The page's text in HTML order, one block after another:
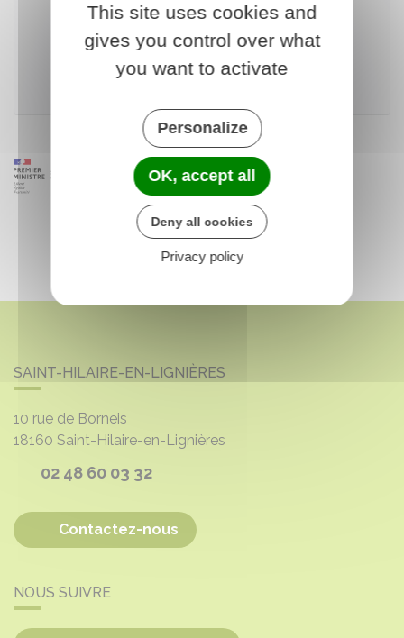
Accéder au simulateur
Direction régionale et interdépartementale de
SAINT-HILAIRE-EN-LIGNIÈRES
10 rue de Borneis
18160 Saint-Hilaire-en-Lignières
02 48 60 03 32
Contactez-nous
NOUS SUIVRE
This site uses cookies and
gives you control over what
you want to activate
Personalize
OK, accept all
Deny all cookies
Privacy policy